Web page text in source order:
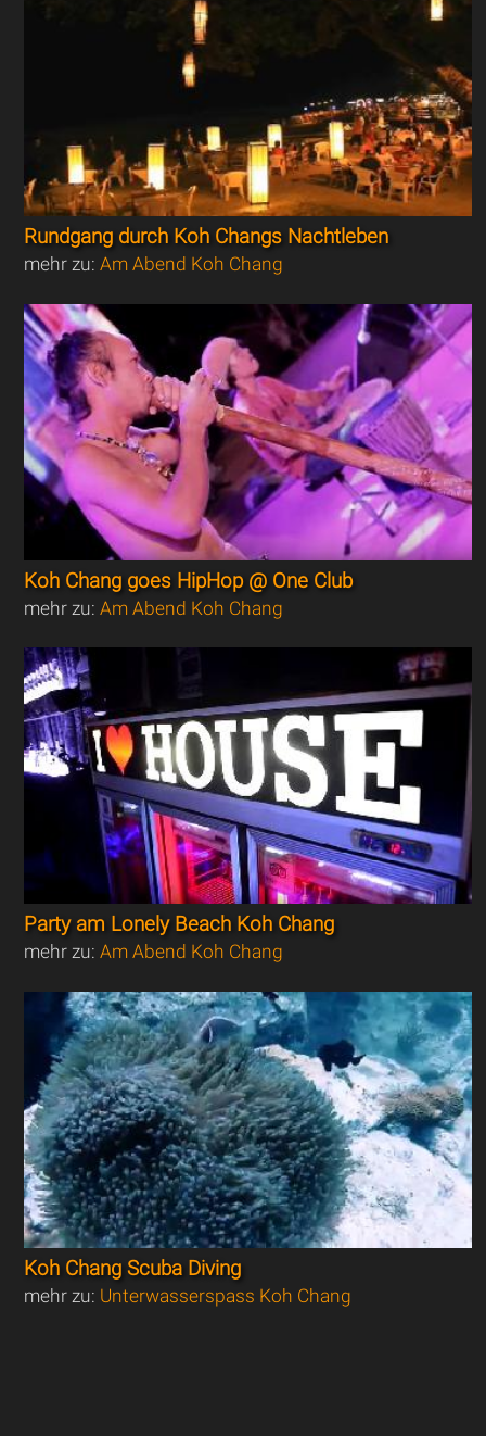
Rundgang durch Koh Changs Nachtleben
mehr zu:Am Abend Koh Chang
Koh Chang goes HipHop @ One Club
mehr zu:Am Abend Koh Chang
Party am Lonely Beach Koh Chang
mehr zu:Am Abend Koh Chang
Koh Chang Scuba Diving
mehr zu: Unterwasserspass Koh Chang